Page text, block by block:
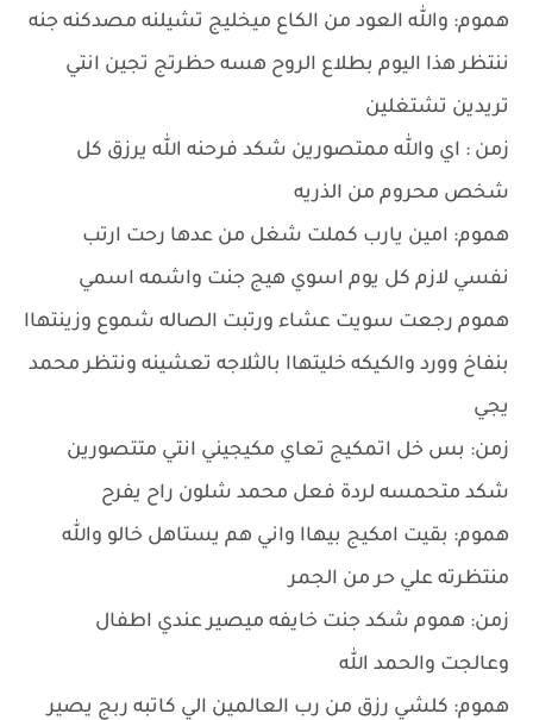
هموم: والله العود من الكاع ميخليج تشيلنه مصدكنه جنه
ننتظر هذا اليوم بطلاع الروح هسه حظرتج تجين انتي
تريدين تشتغلين
زمن : اي والله ممتصورين شكد فرحنه الله يرزق كل
شخص محروم من الذريه
هموم: امين يارب كملت شغل من عدها رحت ارتب
نفسي لازم كل يوم اسوي هيج جنت واشمه اسمي
هموم رجعت سويت عشاء ورتبت الصاله شموع وزينتهاا
بنفاخ وورد والكيكه خليتهاا بالثلاجه تعشينه ونتظر محمد
يجي
زمن: بس خل اتمكيج تعاي مكيجيني انتي متتصورين
شكد متحمسه لردة فعل محمد شلون راح يفرح
هموم: بقيت امكيج بيهاا واني هم يستاهل خالو والله
منتظرته علي حر من الجمر
زمن: هموم شكد جنت خايفه ميصير عندي اطفال
وعالجت والحمد الله
هموم: كلشي رزق من رب العالمين الي كاتبه ربج يصير